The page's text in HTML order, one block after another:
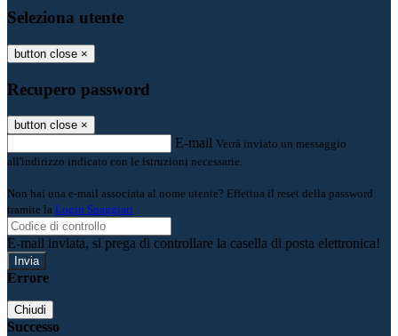
Seleziona utente
button close ×
Recupero password
button close ×
E-mail Verrà inviato un messaggio
all'indirizzo indicato con le istruzioni necessarie.
Non hai una e-mail associata al nome utente? Effettua il reset della password
tramite la Login Spaggiari
E-mail inviata, si prega di controllare la casella di posta elettronica!
Errore
Chiudi
Successo